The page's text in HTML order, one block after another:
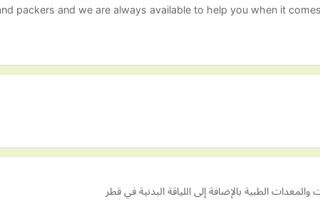
packers and we are always available to help you when it
الطبية بالإضافة إلى اللياقة البدنية في قطر